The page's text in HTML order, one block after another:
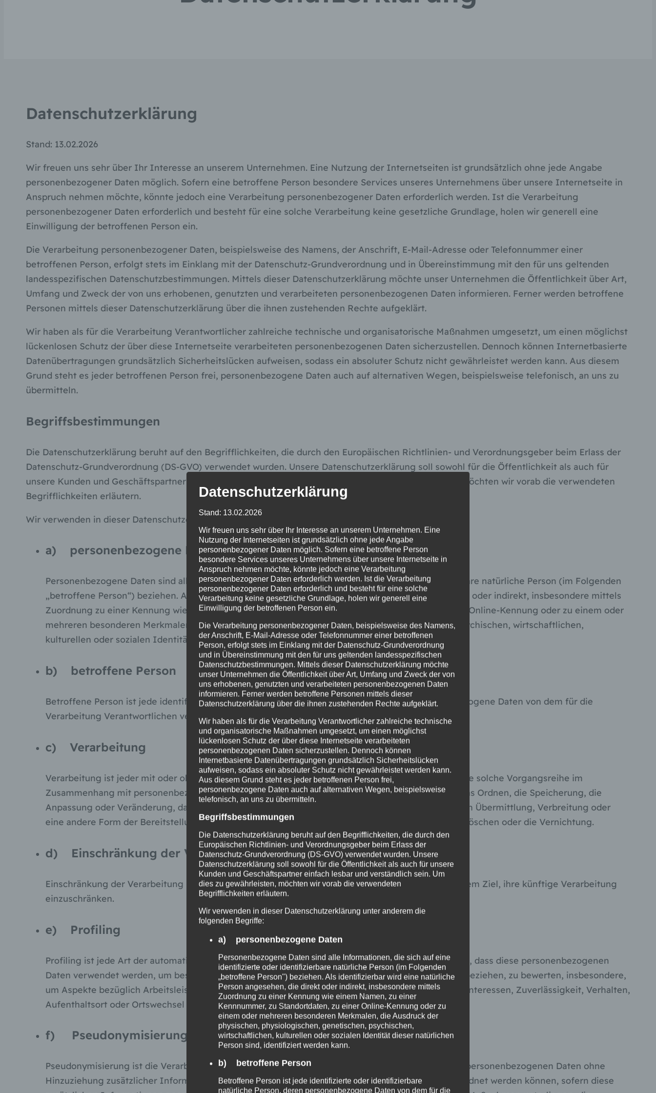
Datenschutzerklärung
Stand: 13.02.2026
Wir freuen uns sehr über Ihr Interesse an unserem Unternehmen. Eine Nutzung der Internetseiten ist grundsätzlich ohne jede Angabe
personenbezogener Daten möglich. Sofern eine betroffene Person besondere Services unseres Unternehmens über unsere Internetseite in
Anspruch nehmen möchte, könnte jedoch eine Verarbeitung personenbezogener Daten erforderlich werden. Ist die Verarbeitung
personenbezogener Daten erforderlich und besteht für eine solche Verarbeitung keine gesetzliche Grundlage, holen wir generell eine
Einwilligung der betroffenen Person ein.
Die Verarbeitung personenbezogener Daten, beispielsweise des Namens, der Anschrift, E-Mail-Adresse oder Telefonnummer einer
betroffenen Person, erfolgt stets im Einklang mit der Datenschutz-Grundverordnung und in Übereinstimmung mit den für uns geltenden
landesspezifischen Datenschutzbestimmungen. Mittels dieser Datenschutzerklärung möchte unser Unternehmen die Öffentlichkeit über Art,
Umfang und Zweck der von uns erhobenen, genutzten und verarbeiteten personenbezogenen Daten informieren. Ferner werden betroffene
Personen mittels dieser Datenschutzerklärung über die ihnen zustehenden Rechte aufgeklärt.
Wir haben als für die Verarbeitung Verantwortlicher zahlreiche technische und organisatorische Maßnahmen umgesetzt, um einen möglichst
lückenlosen Schutz der über diese Internetseite verarbeiteten personenbezogenen Daten sicherzustellen. Dennoch können Internetbasierte
Datenübertragungen grundsätzlich Sicherheitslücken aufweisen, sodass ein absoluter Schutz nicht gewährleistet werden kann. Aus diesem
Grund steht es jeder betroffenen Person frei, personenbezogene Daten auch auf alternativen Wegen, beispielsweise telefonisch, an uns zu
übermitteln.
Begriffsbestimmungen
Die Datenschutzerklärung beruht auf den Begrifflichkeiten, die durch den Europäischen Richtlinien- und Verordnungsgeber beim Erlass der
Datenschutz-Grundverordnung (DS-GVO) verwendet wurden. Unsere Datenschutzerklärung soll sowohl für die Öffentlichkeit als auch für
unsere Kunden und Geschäftspartner einfach lesbar und verständlich sein. Um dies zu gewährleisten, möchten wir vorab die verwendeten
Begrifflichkeiten erläutern.
Wir verwenden in dieser Datenschutzerklärung unter anderem die folgenden Begriffe:
a) personenbezogene Daten
Personenbezogene Daten sind alle Informationen, die sich auf eine identifizierte oder identifizierbare natürliche Person (im Folgenden
„betroffene Person“) beziehen. Als identifizierbar wird eine natürliche Person angesehen, die direkt oder indirekt, insbesondere mittels
Zuordnung zu einer Kennung wie einem Namen, zu einer Kennnummer, zu Standortdaten, zu einer Online-Kennung oder zu einem oder
mehreren besonderen Merkmalen, die Ausdruck der physischen, physiologischen, genetischen, psychischen, wirtschaftlichen,
kulturellen oder sozialen Identität dieser natürlichen Person sind, identifiziert werden kann.
b) betroffene Person
Betroffene Person ist jede identifizierte oder identifizierbare natürliche Person, deren personenbezogene Daten von dem für die
Verarbeitung Verantwortlichen verarbeitet werden.
c) Verarbeitung
Verarbeitung ist jeder mit oder ohne Hilfe automatisierter Verfahren ausgeführte Vorgang oder jede solche Vorgangsreihe im
Zusammenhang mit personenbezogenen Daten wie das Erheben, das Erfassen, die Organisation, das Ordnen, die Speicherung, die
Anpassung oder Veränderung, das Auslesen, das Abfragen, die Verwendung, die Offenlegung durch Übermittlung, Verbreitung oder
eine andere Form der Bereitstellung, den Abgleich oder die Verknüpfung, die Einschränkung, das Löschen oder die Vernichtung.
d) Einschränkung der Verarbeitung
Einschränkung der Verarbeitung ist die Markierung gespeicherter personenbezogener Daten mit dem Ziel, ihre künftige Verarbeitung
einzuschränken.
e) Profiling
Profiling ist jede Art der automatisierten Verarbeitung personenbezogener Daten, die darin besteht, dass diese personenbezogenen
Daten verwendet werden, um bestimmte persönliche Aspekte, die sich auf eine natürliche Person beziehen, zu bewerten, insbesondere,
um Aspekte bezüglich Arbeitsleistung, wirtschaftlicher Lage, Gesundheit, persönlicher Vorlieben, Interessen, Zuverlässigkeit, Verhalten,
Aufenthaltsort oder Ortswechsel dieser natürlichen Person zu analysieren oder vorherzusagen.
f) Pseudonymisierung
Pseudonymisierung ist die Verarbeitung personenbezogener Daten in einer Weise, auf welche die personenbezogenen Daten ohne
Hinzuziehung zusätzlicher Informationen nicht mehr einer spezifischen betroffenen Person zugeordnet werden können, sofern diese
Datenschutzerklärung
Stand: 13.02.2026
Wir freuen uns sehr über Ihr Interesse an unserem Unternehmen. Eine
Nutzung der Internetseiten ist grundsätzlich ohne jede Angabe
personenbezogener Daten möglich. Sofern eine betroffene Person
besondere Services unseres Unternehmens über unsere Internetseite in
Anspruch nehmen möchte, könnte jedoch eine Verarbeitung
personenbezogener Daten erforderlich werden. Ist die Verarbeitung
personenbezogener Daten erforderlich und besteht für eine solche
Verarbeitung keine gesetzliche Grundlage, holen wir generell eine
Einwilligung der betroffenen Person ein.
Die Verarbeitung personenbezogener Daten, beispielsweise des Namens,
der Anschrift, E-Mail-Adresse oder Telefonnummer einer betroffenen
Person, erfolgt stets im Einklang mit der Datenschutz-Grundverordnung
und in Übereinstimmung mit den für uns geltenden landesspezifischen
Datenschutzbestimmungen. Mittels dieser Datenschutzerklärung möchte
unser Unternehmen die Öffentlichkeit über Art, Umfang und Zweck der von
uns erhobenen, genutzten und verarbeiteten personenbezogenen Daten
informieren. Ferner werden betroffene Personen mittels dieser
Datenschutzerklärung über die ihnen zustehenden Rechte aufgeklärt.
Wir haben als für die Verarbeitung Verantwortlicher zahlreiche technische
und organisatorische Maßnahmen umgesetzt, um einen möglichst
lückenlosen Schutz der über diese Internetseite verarbeiteten
personenbezogenen Daten sicherzustellen. Dennoch können
Internetbasierte Datenübertragungen grundsätzlich Sicherheitslücken
aufweisen, sodass ein absoluter Schutz nicht gewährleistet werden kann.
Aus diesem Grund steht es jeder betroffenen Person frei,
personenbezogene Daten auch auf alternativen Wegen, beispielsweise
telefonisch, an uns zu übermitteln.
Begriffsbestimmungen
Die Datenschutzerklärung beruht auf den Begrifflichkeiten, die durch den
Europäischen Richtlinien- und Verordnungsgeber beim Erlass der
Datenschutz-Grundverordnung (DS-GVO) verwendet wurden. Unsere
Datenschutzerklärung soll sowohl für die Öffentlichkeit als auch für unsere
Kunden und Geschäftspartner einfach lesbar und verständlich sein. Um
dies zu gewährleisten, möchten wir vorab die verwendeten
Begrifflichkeiten erläutern.
Wir verwenden in dieser Datenschutzerklärung unter anderem die
folgenden Begriffe:
a) personenbezogene Daten
Personenbezogene Daten sind alle Informationen, die sich auf eine
identifizierte oder identifizierbare natürliche Person (im Folgenden
„betroffene Person") beziehen. Als identifizierbar wird eine natürliche
Person angesehen, die direkt oder indirekt, insbesondere mittels
Zuordnung zu einer Kennung wie einem Namen, zu einer
Kennnummer, zu Standortdaten, zu einer Online-Kennung oder zu
einem oder mehreren besonderen Merkmalen, die Ausdruck der
physischen, physiologischen, genetischen, psychischen,
wirtschaftlichen, kulturellen oder sozialen Identität dieser natürlichen
Person sind, identifiziert werden kann.
b) betroffene Person
Betroffene Person ist jede identifizierte oder identifizierbare
natürliche Person, deren personenbezogene Daten von dem für die